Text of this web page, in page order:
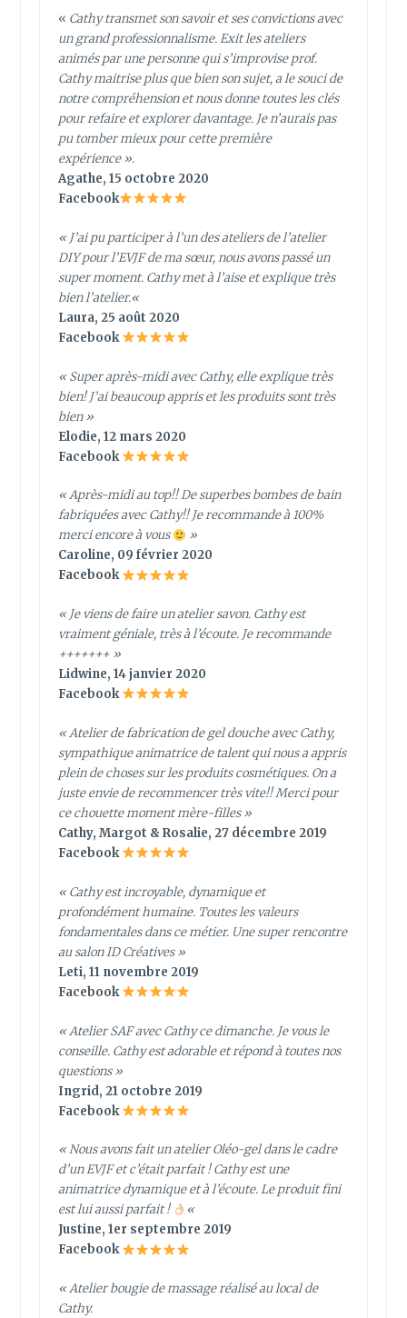
« Cathy transmet son savoir et ses convictions avec
un grand professionnalisme. Exit les ateliers
animés par une personne qui s’improvise prof.
Cathy maitrise plus que bien son sujet, a le souci de
notre compréhension et nous donne toutes les clés
pour refaire et explorer davantage. Je n’aurais pas
pu tomber mieux pour cette première
expérience ».
Agathe, 15 octobre 2020
Facebook
«J’ai pu participer à l’un des ateliers de l’atelier
DIY pour l’EVJF de ma sœur, nous avons passé un
super moment. Cathy met à l’aise et explique très
bien l’atelier.«
Laura, 25 août 2020
Facebook
« Super après-midi avec Cathy, elle explique très
bien! J’ai beaucoup appris et les produits sont très
bien »
Elodie, 12 mars 2020
Facebook
« Après-midi au top!! De superbes bombes de bain
fabriquées avec Cathy!! Je recommande à 100%
merci encore à vous
»
Caroline, 09 février 2020
Facebook
« Je viens de faire un atelier savon. Cathy est
vraiment géniale, très à l’écoute. Je recommande
+++++++ »
Lidwine, 14 janvier 2020
Facebook
« Atelier de fabrication de gel douche avec Cathy,
sympathique animatrice de talent qui nous a appris
plein de choses sur les produits cosmétiques. On a
juste envie de recommencer très vite!! Merci pour
ce chouette moment mère-filles »
Cathy, Margot & Rosalie, 27 décembre 2019
Facebook
« Cathy est incroyable, dynamique et
profondément humaine. Toutes les valeurs
fondamentales dans ce métier. Une super rencontre
au salon ID Créatives »
Leti, 11 novembre 2019
Facebook
« Atelier SAF avec Cathy ce dimanche. Je vous le
conseille. Cathy est adorable et répond à toutes nos
questions »
Ingrid, 21 octobre 2019
Facebook
« Nous avons fait un atelier Oléo-gel dans le cadre
d’un EVJF et c’était parfait ! Cathy est une
animatrice dynamique et à l’écoute. Le produit fini
est lui aussi parfait !
«
Justine, 1er septembre 2019
Facebook
« Atelier bougie de massage réalisé au local de
Cathy.